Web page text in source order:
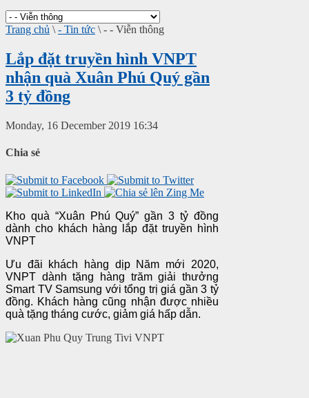
Trang chủ \ - Tin tức \ - - Viễn thông
Lắp đặt truyền hình VNPT
nhận quà Xuân Phú Quý gần
3 tỷ đồng
Monday, 16 December 2019 16:34
Chia sẻ
Kho quà “Xuân Phú Quý” gần 3 tỷ đồng
dành cho khách hàng lắp đặt truyền hình
VNPT
Ưu đãi khách hàng dịp Năm mới 2020,
VNPT dành tặng hàng trăm giải thưởng
Smart TV Samsung với tổng trị giá gần 3 tỷ
đồng. Khách hàng cũng nhận được nhiều
quà tặng tháng cước, giảm giá hấp dẫn.